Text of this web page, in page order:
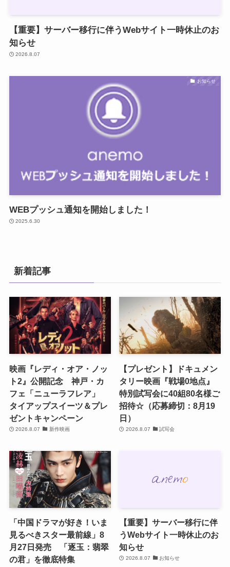
【重要】サーバー移行に伴うWebサイト一時休止のお
知らせ
2026.8.07
お知らせ
WEBプッシュ通知を開始しました！
2025.6.30
新着記事
映画『レディ・オア・ノッ
ト2』公開記念 神戸・カ
フェ「ニューラフレア」
タイアップスイーツ＆プレ
ゼントキャンペーン
2026.8.07 新作映画
【プレゼント】ドキュメン
タリー映画『戦場0地点』
特別試写会に40組80名様ご
招待☆（応募締切：8月19
日）
2026.8.07 試写会
「中国ドラマが好き！いま
見るべきスター最前線」8
月27日発売 「逐玉：翡翠
の君」を徹底特集
【重要】サーバー移行に伴
うWebサイト一時休止のお
知らせ
2026.8.07 お知らせ